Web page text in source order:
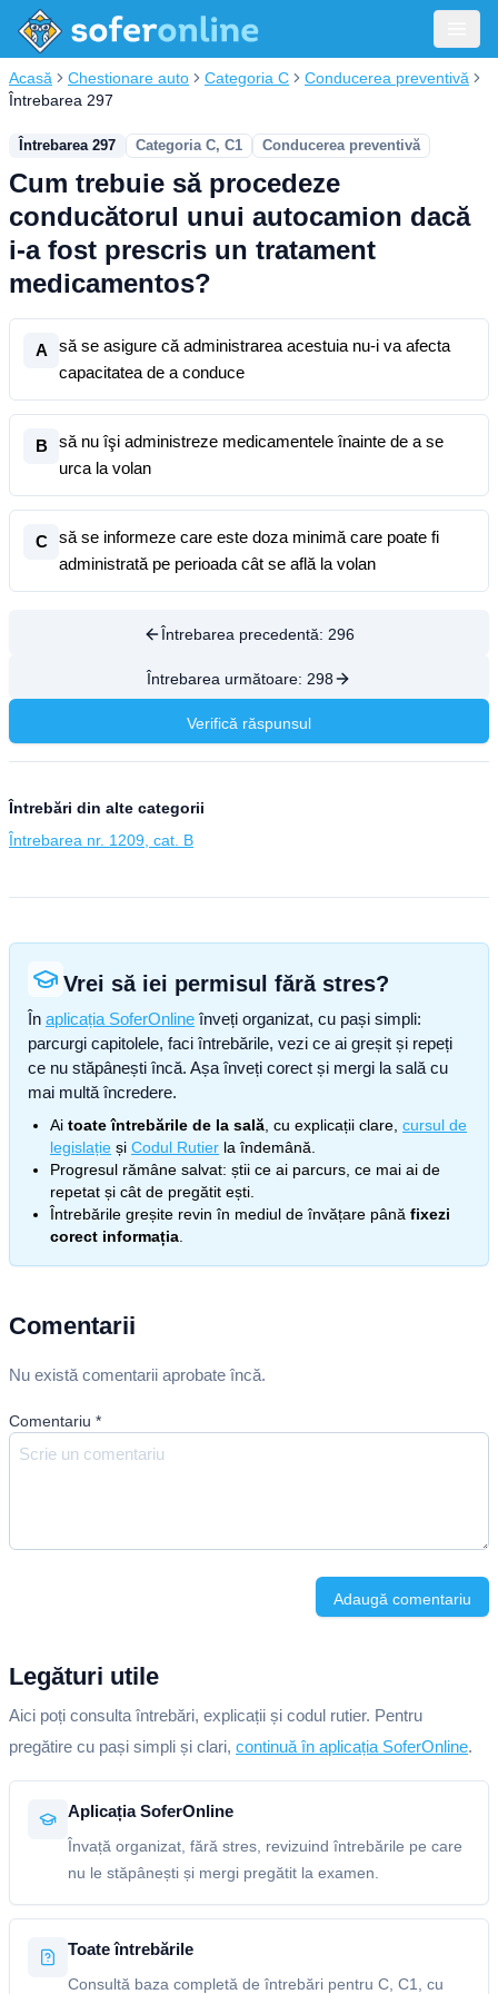
Acasă Chestionare auto Categoria C
Conducerea preventivă
Întrebarea 297
Întrebarea 297 Categoria C, C1 Conducerea preventivă
Cum trebuie să procedeze
conducătorul unui autocamion dacă
i-a fost prescris un tratament
medicamentos?
A
să se asigure că administrarea acestuia nu-i va afecta
capacitatea de a conduce
B
să nu îşi administreze medicamentele înainte de a se
urca la volan
C
să se informeze care este doza minimă care poate fi
administrată pe perioada cât se află la volan
Întrebarea precedentă: 296
Întrebarea următoare: 298
Verifică răspunsul
Întrebări din alte categorii
Întrebarea nr. 1209, cat. B
Vrei să iei permisul fără stres?
În aplicația SoferOnline înveți organizat, cu pași simpli:
parcurgi capitolele, faci întrebările, vezi ce ai greșit și repeți
ce nu stăpânești încă. Așa înveți corect și mergi la sală cu
mai multă încredere.
Ai toate întrebările de la sală , cu explicații clare, cursul de
legislație și Codul Rutier la îndemână.
Progresul rămâne salvat: știi ce ai parcurs, ce mai ai de
repetat și cât de pregătit ești.
Întrebările greșite revin în mediul de învățare până fixezi
corect informația
Comentarii
Nu există comentarii aprobate încă.
Comentariu *
Adaugă comentariu
Legături utile
Aici poți consulta întrebări, explicații și codul rutier. Pentru
pregătire cu pași simpli și clari, continuă în aplicația SoferOnline.
Aplicația SoferOnline
Învață organizat, fără stres, revizuind întrebările pe care
nu le stăpânești și mergi pregătit la examen.
Toate întrebările
Consultă baza completă de întrebări pentru C, C1, cu